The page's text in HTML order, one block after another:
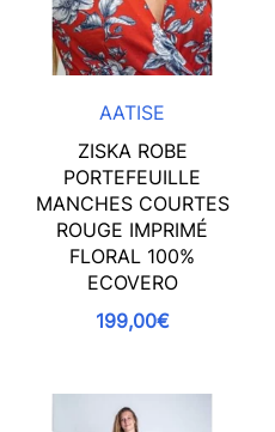
AATISE
ZISKA ROBE
PORTEFEUILLE
MANCHES COURTES
ROUGE IMPRIMÉ
FLORAL 100%
ECOVERO
199,00€